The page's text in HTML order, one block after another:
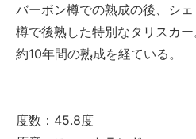
バーボン樽での熟成の後、シ
樽で後熟した特別なタリスカー
約10年間の熟成を経ている。
度数：45.8度